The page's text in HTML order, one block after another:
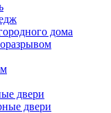
дома
двери
двери